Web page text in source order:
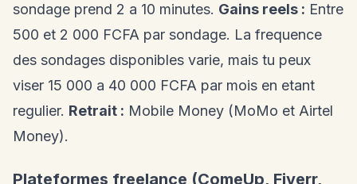
sondage prend 2 a 10 minutes. Gains reels : Entre
500 et 2 000 FCFA par sondage. La frequence
des sondages disponibles varie, mais tu peux
viser 15 000 a 40 000 FCFA par mois en etant
regulier. Retrait : Mobile Money (MoMo et Airtel
Money).
Plateformes freelance (ComeUp, Fiverr,